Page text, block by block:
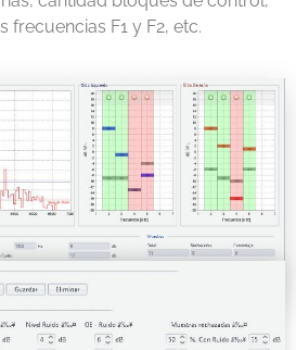
frecuencias F1 y F2, etc.